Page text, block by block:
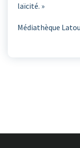
laïcité. »
Médiathèque